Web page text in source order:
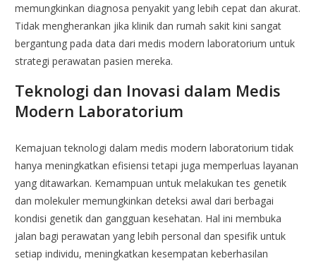
memungkinkan diagnosa penyakit yang lebih cepat dan akurat.
Tidak mengherankan jika klinik dan rumah sakit kini sangat
bergantung pada data dari medis modern laboratorium untuk
strategi perawatan pasien mereka.
Teknologi dan Inovasi dalam Medis
Modern Laboratorium
Kemajuan teknologi dalam medis modern laboratorium tidak
hanya meningkatkan efisiensi tetapi juga memperluas layanan
yang ditawarkan. Kemampuan untuk melakukan tes genetik
dan molekuler memungkinkan deteksi awal dari berbagai
kondisi genetik dan gangguan kesehatan. Hal ini membuka
jalan bagi perawatan yang lebih personal dan spesifik untuk
setiap individu, meningkatkan kesempatan keberhasilan